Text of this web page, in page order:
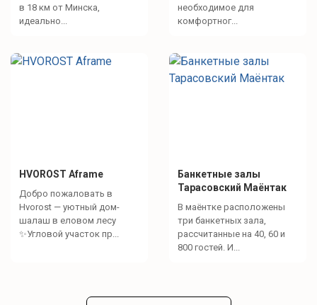
в 18 км от Минска,
идеально...
необходимое для
комфортног...
HVOROST Aframe
Добро пожаловать в
Hvorost — уютный дом-
шалаш в еловом лесу
✨Угловой участок пр...
Банкетные залы
Тарасовский Маёнтак
В маёнтке расположены
три банкетных зала,
рассчитанные на 40, 60 и
800 гостей. И...